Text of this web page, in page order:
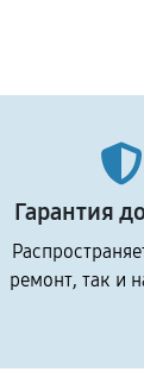
Гарантия
ремонт, так и